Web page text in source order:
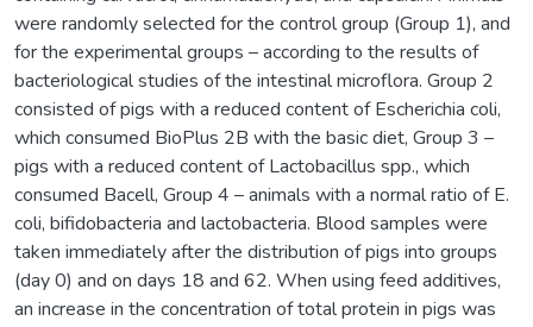
were randomly selected for the control group (Group 1), and
for the experimental groups – according to the results of
bacteriological studies of the intestinal microflora. Group 2
consisted of pigs with a reduced content of Escherichia coli,
which consumed BioPlus 2B with the basic diet, Group 3 –
pigs with a reduced content of Lactobacillus spp., which
consumed Bacell, Group 4 – animals with a normal ratio of E.
coli, bifidobacteria and lactobacteria. Blood samples were
taken immediately after the distribution of pigs into groups
(day 0) and on days 18 and 62. When using feed additives,
an increase in the concentration of total protein in pigs was